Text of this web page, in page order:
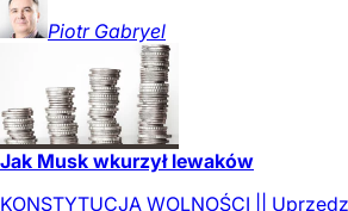
Piotr Gabryel
Jak Musk wkurzył lewaków
KONSTYTUCJA WOLNOŚCI ||